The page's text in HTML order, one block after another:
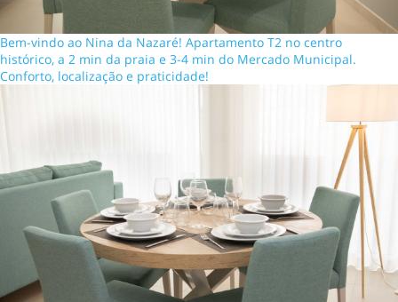
Bem-vindo ao Nina da Nazaré! Apartamento T2 no centro
histórico, a 2 min da praia e 3-4 min do Mercado Municipal.
Conforto, localização e praticidade!